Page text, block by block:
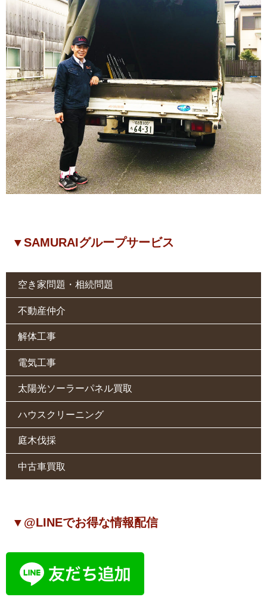
▼SAMURAIグループサービス
空き家問題・相続問題
不動産仲介
解体工事
電気工事
太陽光ソーラーパネル買取
ハウスクリーニング
庭木伐採
中古車買取
▼@LINEでお得な情報配信